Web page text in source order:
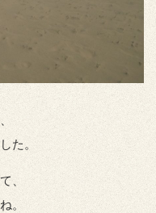
た。
、
。